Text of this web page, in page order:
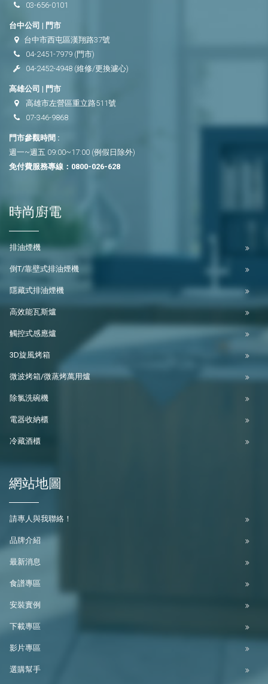
03-656-0101
台中公司 | 門市
台中市西屯區漢翔路37號
04-2451-7979 (門市)
04-2452-4948 (維修/更換濾心)
高雄公司 | 門市
高雄市左營區重立路511號
07-346-9868
門市參觀時間 :
週一~週五 09:00~17:00 (例假日除外)
免付費服務專線： 0800-026-628
時尚廚電
排油煙機
倒T/靠壁式排油煙機
隱藏式排油煙機
高效能瓦斯爐
觸控式感應爐
3D旋風烤箱
微波烤箱/微蒸烤萬用爐
除氯洗碗機
電器收納櫃
冷藏酒櫃
網站地圖
請專人與我聯絡！
品牌介紹
最新消息
食譜專區
安裝實例
下載專區
影片專區
選購幫手